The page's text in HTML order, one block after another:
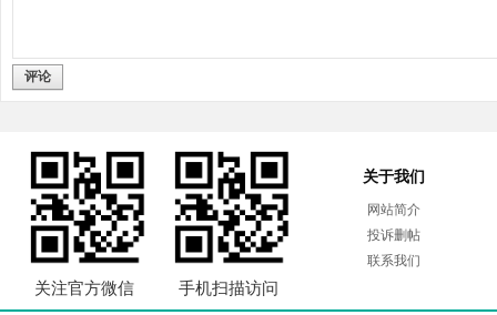
评论
关注官方微信 手机扫描访问
关于我们
网站简介
投诉删帖
联系我们